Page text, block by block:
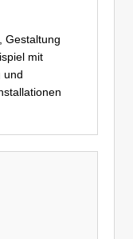
Gestaltung
mit
und